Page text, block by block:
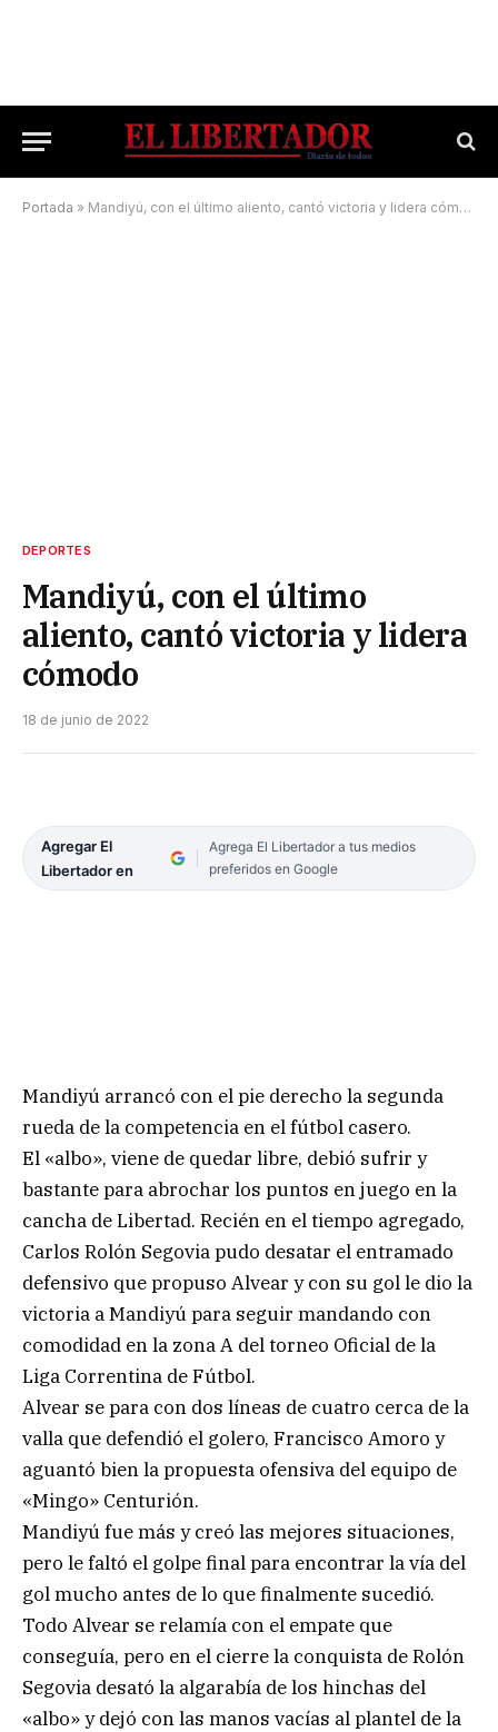
Portada » Mandiyú, con el último aliento, cantó victoria y lidera cómodo
DEPORTES
Mandiyú, con el último
aliento, cantó victoria y lidera
cómodo
18 de junio de 2022
Agregar El
Libertador en
Agrega El Libertador a tus medios
preferidos en Google
Mandiyú arrancó con el pie derecho la segunda
rueda de la competencia en el fútbol casero.
El «albo», viene de quedar libre, debió sufrir y
bastante para abrochar los puntos en juego en la
cancha de Libertad. Recién en el tiempo agregado,
Carlos Rolón Segovia pudo desatar el entramado
defensivo que propuso Alvear y con su gol le dio la
victoria a Mandiyú para seguir mandando con
comodidad en la zona A del torneo Oficial de la
Liga Correntina de Fútbol.
Alvear se para con dos líneas de cuatro cerca de la
valla que defendió el golero, Francisco Amoro y
aguantó bien la propuesta ofensiva del equipo de
«Mingo» Centurión.
Mandiyú fue más y creó las mejores situaciones,
pero le faltó el golpe final para encontrar la vía del
gol mucho antes de lo que finalmente sucedió.
Todo Alvear se relamía con el empate que
conseguía, pero en el cierre la conquista de Rolón
Segovia desató la algarabía de los hinchas del
«albo» y dejó con las manos vacías al plantel de la